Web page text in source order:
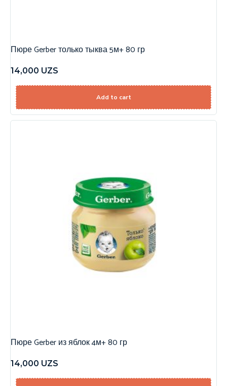
Пюре Gerber только тыква 5м+ 80 гр
14,000 UZS
Add to cart
Пюре Gerber из яблок 4м+ 80 гр
14,000 UZS